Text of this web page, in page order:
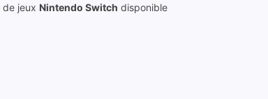
de jeux Nintendo Switch disponible